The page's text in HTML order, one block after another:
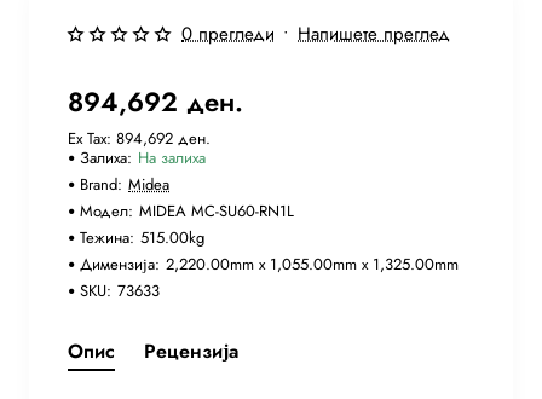
0 прегледи • Напишете преглед
894,692 ден.
Ex Tax: 894,692 ден.
Залиха: На залиха
Brand: Midea
Модел: MIDEA MC-SU60-RN1L
Тежина: 515.00kg
Димензија: 2,220.00mm x 1,055.00mm x 1,325.00mm
SKU: 73633
Опис Рецензија